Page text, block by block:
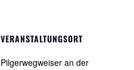
VERANSTALTUNGSORT
Pilgerwegweiser an der